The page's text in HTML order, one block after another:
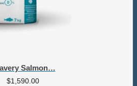
Salmon…
$1,590.00